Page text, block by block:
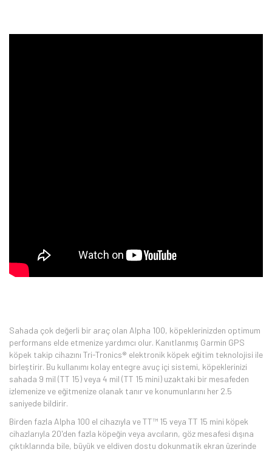
Sahada çok değerli bir araç olan Alpha 100, köpeklerinizden optimum
performans elde etmenize yardımcı olur. Kanıtlanmış Garmin GPS
köpek takip cihazını Tri-Tronics® elektronik köpek eğitim teknolojisi ile
birleştirir. Bu kullanımı kolay entegre avuç içi sistemi, köpeklerinizi
sahada 9 mil (TT 15) veya 4 mil (TT 15 mini) uzaktaki bir mesafeden
izlemenize ve eğitmenize olanak tanır ve konumunlarını her 2.5
saniyede bildirir.
Birden fazla Alpha 100 el cihazıyla ve TT™ 15 veya TT 15 mini köpek
cihazlarıyla 20'den fazla köpeğin veya avcıların, göz mesafesi dışına
çıktıklarında bile, büyük ve eldiven dostu dokunmatik ekran üzerinde